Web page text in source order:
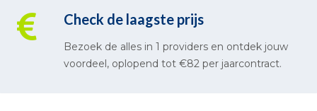
Check de laagste prijs
Bezoek de alles in 1 providers en ontdek jouw
voordeel, oplopend tot €82 per jaarcontract.